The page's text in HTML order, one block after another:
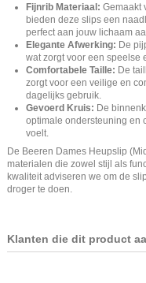
Fijnrib Materiaal: Gemaakt
bieden deze slips een
perfect aan jouw lichaam
Elegante Afwerking: De
wat zorgt voor een speelse
Comfortabele Taille: De
zorgt voor een veilige en
dagelijks gebruik.
Gevoerd Kruis: De
optimale ondersteuning en
voelt.
De Beeren Dames Heupslip
materialen die zowel stijl als
kwaliteit adviseren we om de
droger te doen.
Klanten die dit product